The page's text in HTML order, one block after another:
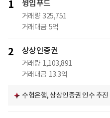
1 윙입푸드
거래량 325,751
거래대금 5억
2 상상인증권
거래량 1,103,891
거래대금 13.3억
수협은행, 상상인증권 인수 추진